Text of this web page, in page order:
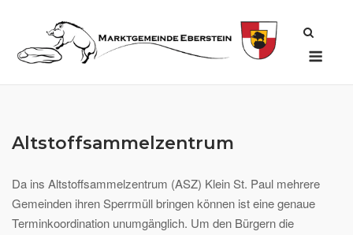
content
Altstoffsammelzentrum
Da ins Altstoffsammelzentrum (ASZ) Klein St. Paul mehrere
Gemeinden ihren Sperrmüll bringen können ist eine genaue
Terminkoordination unumgänglich. Um den Bürgern die